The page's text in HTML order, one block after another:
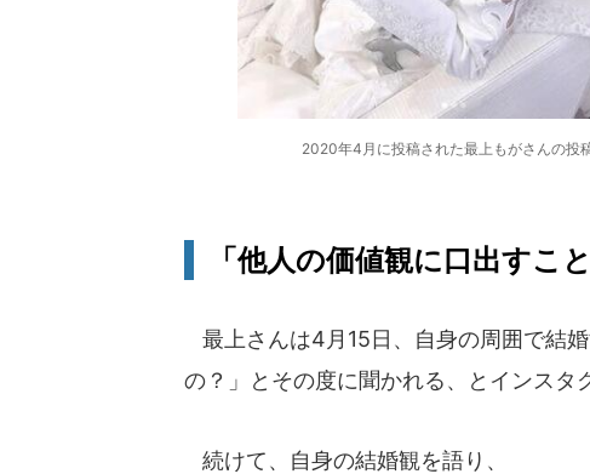
2020年4月に投稿された最上もがさんの投
「他人の価値観に口出すこ
最上さんは4月15日、自身の周囲で結
の？」とその度に聞かれる、とインスタ
続けて、自身の結婚観を語り、